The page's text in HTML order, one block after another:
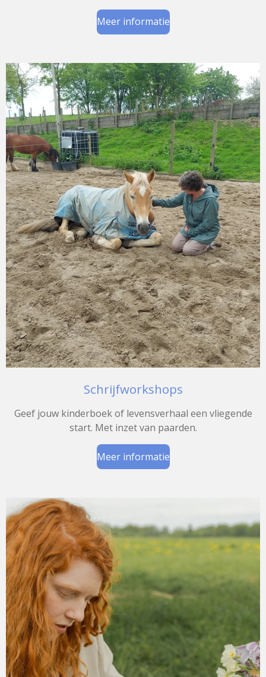
Meer informatie
Schrijfworkshops
Geef jouw kinderboek of levensverhaal een vliegende
start. Met inzet van paarden.
Meer informatie